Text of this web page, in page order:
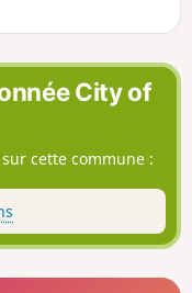
South Road,
et descend
Durham, pour finir
City of
cette commune :